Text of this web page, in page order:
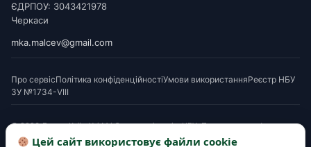
ЄДРПОУ: 3043421978
Черкаси
mka.malcev@gmail.com
Про сервісПолітика конфіденційностіУмови використанняРеєстр НБУ
ЗУ №1734-VIII
© 2026 Додам Київ. Усі МФО мають ліцензію НБУ. Посилання на офери є
партнерськими. Перед підписанням ознайомтеся з Паспортом споживчого
Цей сайт використовує файли cookie